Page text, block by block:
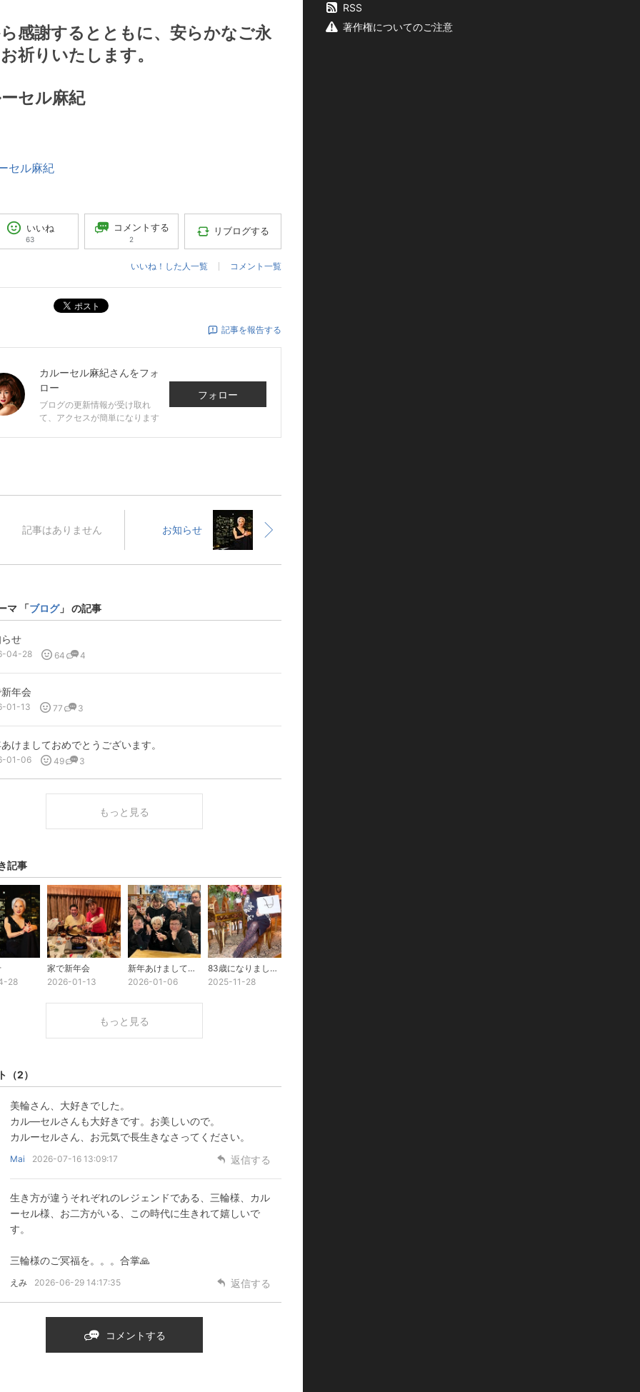
感謝するとともに、安らかなご永
祈りいたします。
セル麻紀
セル麻紀
いいね
63
コメントする
2
リブログする
いいね！した人一覧 コメント一覧
ポスト
記事を報告する
カルーセル麻紀さんをフォ
ロー
ブログの更新情報が受け取れ
て、アクセスが簡単になります
フォロー
記事はありません お知らせ
マ 「ブログ」 の記事
せ
04-28 64 4
年会
01-13 77 3
けましておめでとうございます。
01-06 49 3
もっと見る
記事
28
家で新年会
2026-01-13
新年あけましておめでとうございます。
2026-01-06
83歳になりました！
2025-11-28
もっと見る
（2）
美輪さん、大好きでした。
カル―セルさんも大好きです。お美しいので。
カルーセルさん、お元気で長生きなさってください。
Mai 2026-07-16 13:09:17 返信する
生き方が違うそれぞれのレジェンドである、三輪様、カル
ーセル様、お二方がいる、この時代に生きれて嬉しいで
す。
三輪様のご冥福を。。。合掌🙏
えみ 2026-06-29 14:17:35 返信する
コメントする
RSS
著作権についてのご注意